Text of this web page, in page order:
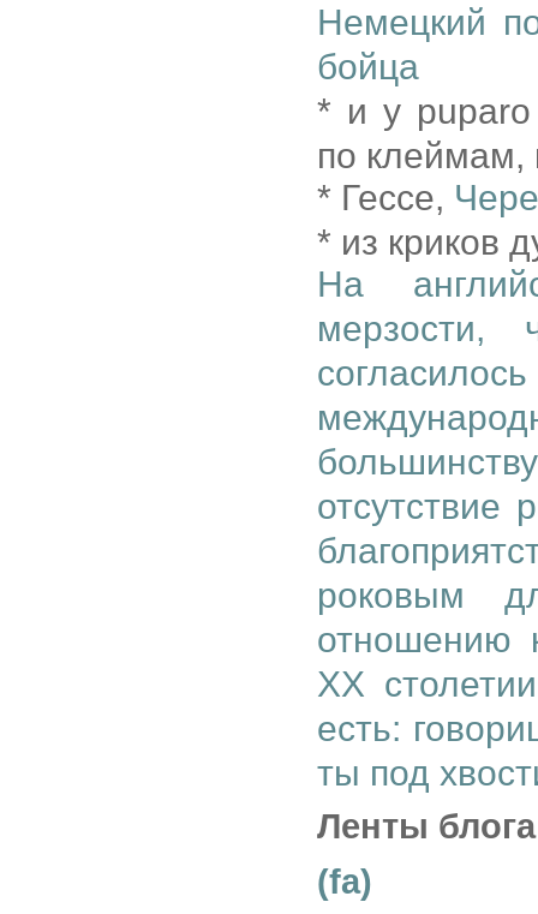
Немецкий
бойца
* и у
по клеймам,
* Гессе,
* из криков
На
мерзости,
отсутствие
роковым
отношению
ХХ
есть:
ты под
Ленты
(fa)